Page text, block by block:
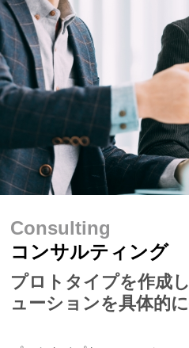
Consulting
コンサルティング
プロトタイプを作成
ューションを具体的